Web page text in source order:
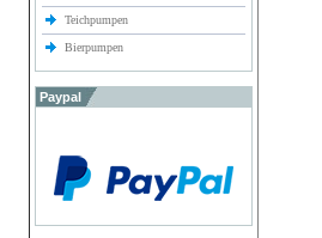
Teichpumpen
Bierpumpen
Paypal